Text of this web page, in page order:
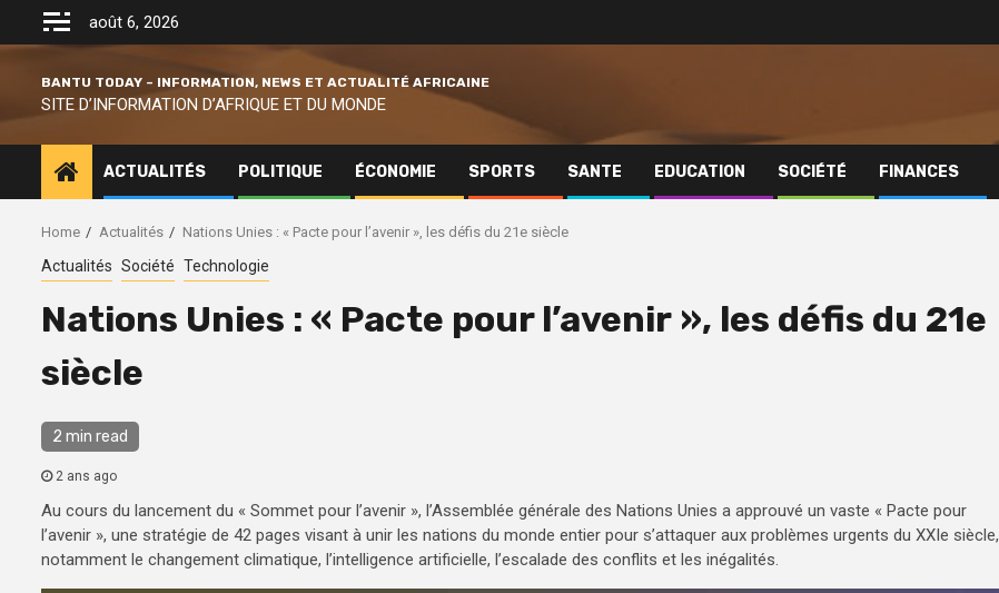
août 6, 2026
BANTU TODAY – INFORMATION, NEWS ET ACTUALITÉ AFRICAINE
SITE D’INFORMATION D’AFRIQUE ET DU MONDE
ACTUALITÉS POLITIQUE ÉCONOMIE SPORTS SANTE EDUCATION SOCIÉTÉ FINANCES
Home Actualités Nations Unies : « Pacte pour l’avenir », les défis du 21e siècle
Actualités Société Technologie
Nations Unies : « Pacte pour l’avenir », les défis du 21e
siècle
2 min read
2 ans ago
Au cours du lancement du « Sommet pour l’avenir », l’Assemblée générale des Nations Unies a approuvé un vaste « Pacte pour
l’avenir », une stratégie de 42 pages visant à unir les nations du monde entier pour s’attaquer aux problèmes urgents du XXIe siècle,
notamment le changement climatique, l’intelligence artificielle, l’escalade des conflits et les inégalités.